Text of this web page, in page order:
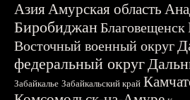
АзияАмурская область
БиробиджанБлаговещенск
Восточный военный округ
федеральный округ
Забайкалье Забайкальский край